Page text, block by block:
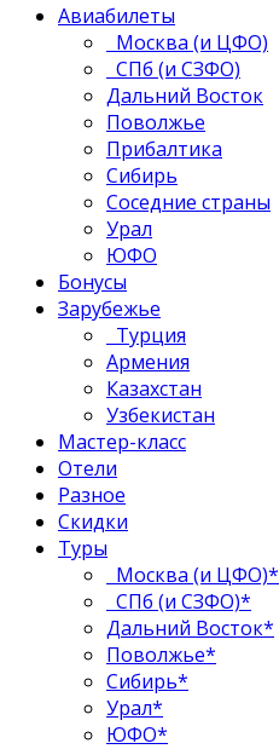
Авиабилеты
Москва (и ЦФО)
СПб (и СЗФО)
Дальний Восток
Поволжье
Прибалтика
Сибирь
Соседние страны
Урал
ЮФО
Бонусы
Зарубежье
Турция
Армения
Казахстан
Узбекистан
Мастер-класс
Отели
Разное
Скидки
Туры
Москва (и ЦФО)*
СПб (и СЗФО)*
Дальний Восток*
Поволжье*
Сибирь*
Урал*
ЮФО*